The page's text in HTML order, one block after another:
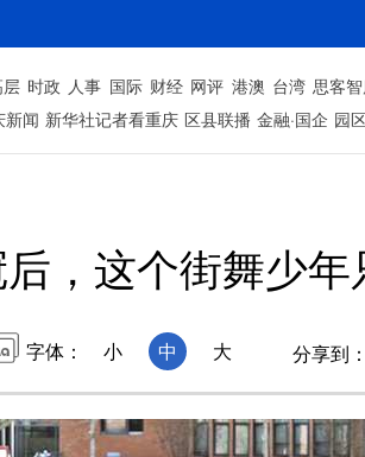
时政 人事 国际 财经 网评 港澳 台湾 思客
新闻 新华社记者看重庆 区县联播 金融·国企 园
，这个街舞少
字体： 小 中 大 分享到：